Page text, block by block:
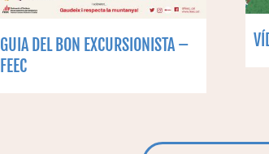
GUIA DEL BON EXCURSIONISTA –
FEEC